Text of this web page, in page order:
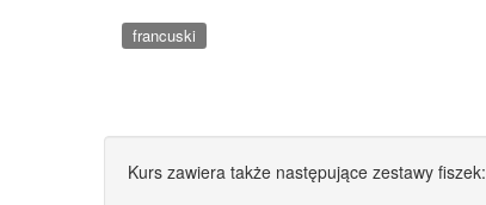
francuski
Kurs zawiera także następujące zestawy fiszek: